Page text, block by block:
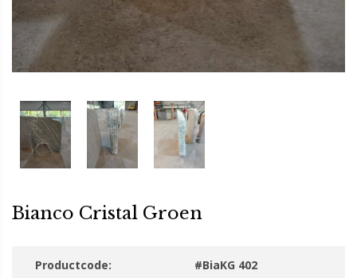
Bianco Cristal Groen
Productcode: #BiaKG 402